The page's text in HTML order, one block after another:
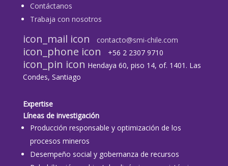
Contáctanos
Trabaja con nosotros
icon_mail icon contacto@smi-chile.com
icon_phone icon +56 2 2307 9710​
icon_pin icon Hendaya 60, piso 14, of. 1401. Las
Condes, Santiago
Expertise
Líneas de investigación
Producción responsable y optimización de los
procesos mineros
Desempeño social y gobernanza de recursos